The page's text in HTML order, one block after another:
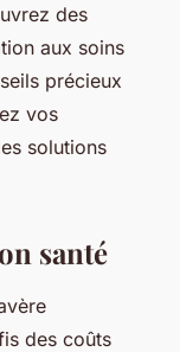
des
aux soins
précieux
vos
solutions
santé
des coûts